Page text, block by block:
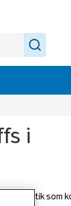
i
butik som